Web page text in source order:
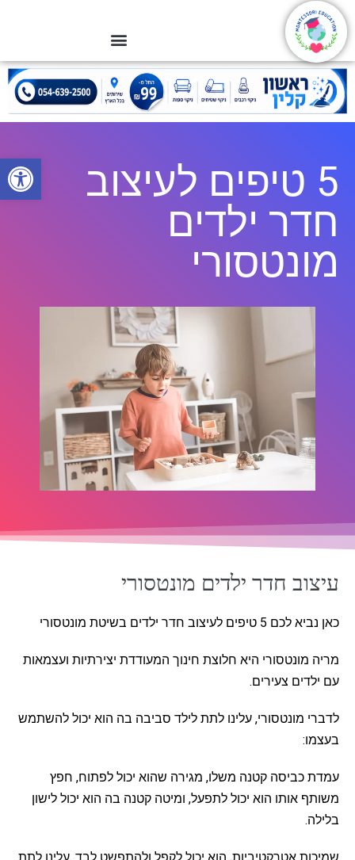
5 טיפים לעיצוב
חדר ילדים
מונטסורי
עיצוב חדר ילדים מונטסורי
כאן נביא לכם 5 טיפים לעיצוב חדר ילדים בשיטת מונטסורי
מריה מונטסורי היא חלוצת חינוך המעודדת יצירתיות ועצמאות
עם ילדים צעירים.
לדברי מונטסורי, עלינו לתת לילד סביבה בה הוא יכול להשתמש
בעצמו:
עמדת כביסה קטנה משלו, מגירה שהוא יכול לפתוח, חפץ
משותף אותו הוא יכול לתפעל, ומיטה קטנה בה הוא יכול לישון
בלילה.
שמיכות אטרקטיביות, הוא יכול לקפל ולהתפשט לבד. עלינו לתת
פתח